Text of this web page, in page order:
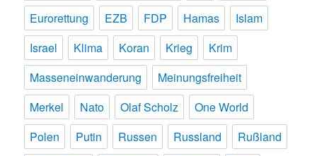
Eurorettung
EZB FDP Hamas
Islam
Israel
Klima Koran Krieg
Krim
Masseneinwanderung
Meinungsfreiheit
Merkel
Nato Olaf Scholz
One World
Polen
Putin Russen Russland
Rußland